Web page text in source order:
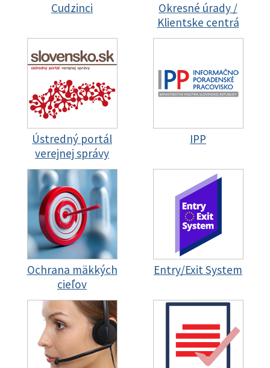
Cudzinci
Okresné úrady /
Klientske centrá
Ústredný portál
verejnej správy
IPP
Ochrana mäkkých
cieľov
Entry/Exit System